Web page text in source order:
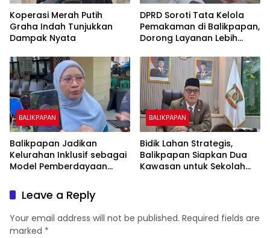
Koperasi Merah Putih
Graha Indah Tunjukkan
Dampak Nyata
DPRD Soroti Tata Kelola
Pemakaman di Balikpapan,
Dorong Layanan Lebih
Biaya Warga
BALIKPAPAN
Balikpapan Jadikan
Kelurahan Inklusif sebagai
Model Pemberdayaan
BALIKPAPAN
Bidik Lahan Strategis,
Balikpapan Siapkan Dua
Kawasan untuk Sekolah
Leave a Reply
Your email address will not be published. Required fields are
marked *